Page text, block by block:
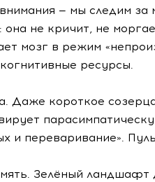
— мы следим
она не кричит, не
мозг в режим
ресурсы.
Даже короткое
и переваривание».
Зелёный ландшафт